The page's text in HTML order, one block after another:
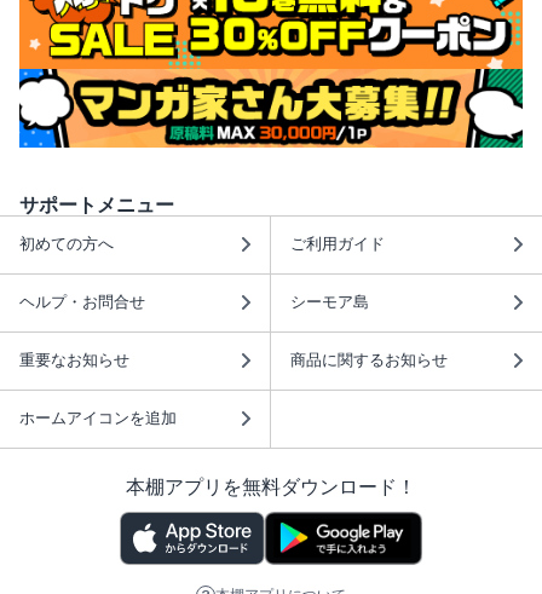
サポートメニュー
初めての方へ ご利用ガイド
ヘルプ・お問合せ シーモア島
重要なお知らせ 商品に関するお知らせ
ホームアイコンを追加
本棚アプリを無料ダウンロード！